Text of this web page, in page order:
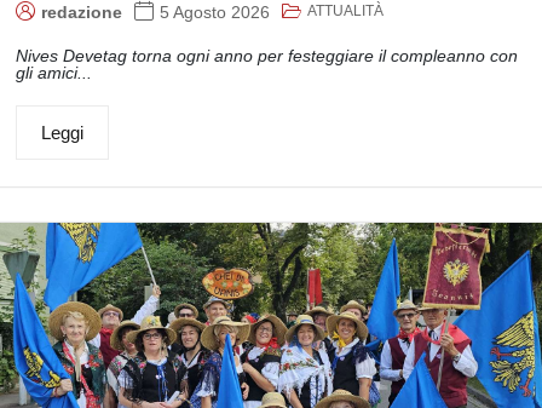
redazione 5 Agosto 2026 ATTUALITÀ
Nives Devetag torna ogni anno per festeggiare il compleanno con
gli amici...
Leggi